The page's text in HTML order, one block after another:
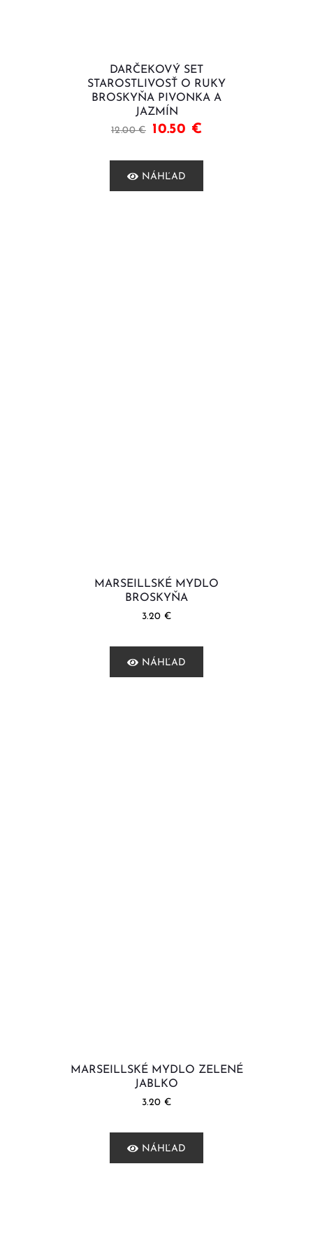
DARČEKOVÝ SET
STAROSTLIVOSŤ O RUKY
BROSKYŇA PIVONKA A
JAZMÍN
12.00€ 10.50 €
NÁHĽAD
MARSEILLSKÉ MYDLO
BROSKYŇA
3.20 €
NÁHĽAD
MARSEILLSKÉ MYDLO ZELENÉ
JABLKO
3.20 €
NÁHĽAD